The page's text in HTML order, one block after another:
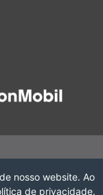
nosso website. Ao
de privacidade.